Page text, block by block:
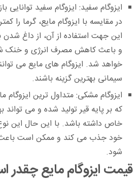
ایزوگام سفید:ایزوگام سفید توانایی
در مقایسه با ایزوگام مایع، گرما را
این جهت استفاده از آن، از داغ
و باعث کاهش مصرف انرژی و خنک
خواهد شد. ایزوگام‌ های مایع می‌
سیمانی بهترین گزینه باشند.
ایزوگام مشکی:متداول‌ ترین ایزوگام
که بر پایه قیر تولید شده و می‌ تواند
خاص داشته باشد. با این حال این
خود جذب می‌ کند و ممکن است
شود.
قیمت ایزوگام مایع چقدر